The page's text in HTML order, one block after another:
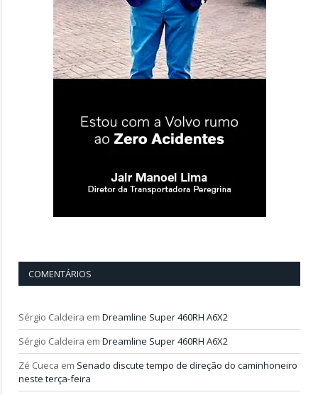
COMENTÁRIOS
Sérgio Caldeira em Dreamline Super 460RH A6X2
Sérgio Caldeira em Dreamline Super 460RH A6X2
Zé Cueca em Senado discute tempo de direção do caminhoneiro
neste terça-feira